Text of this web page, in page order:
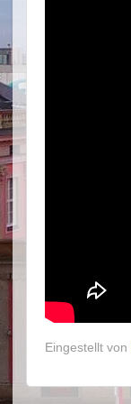
Eingestellt von